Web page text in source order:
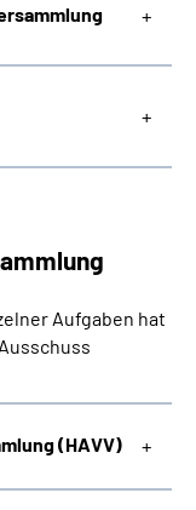
Aufgaben hat
(HAVV)